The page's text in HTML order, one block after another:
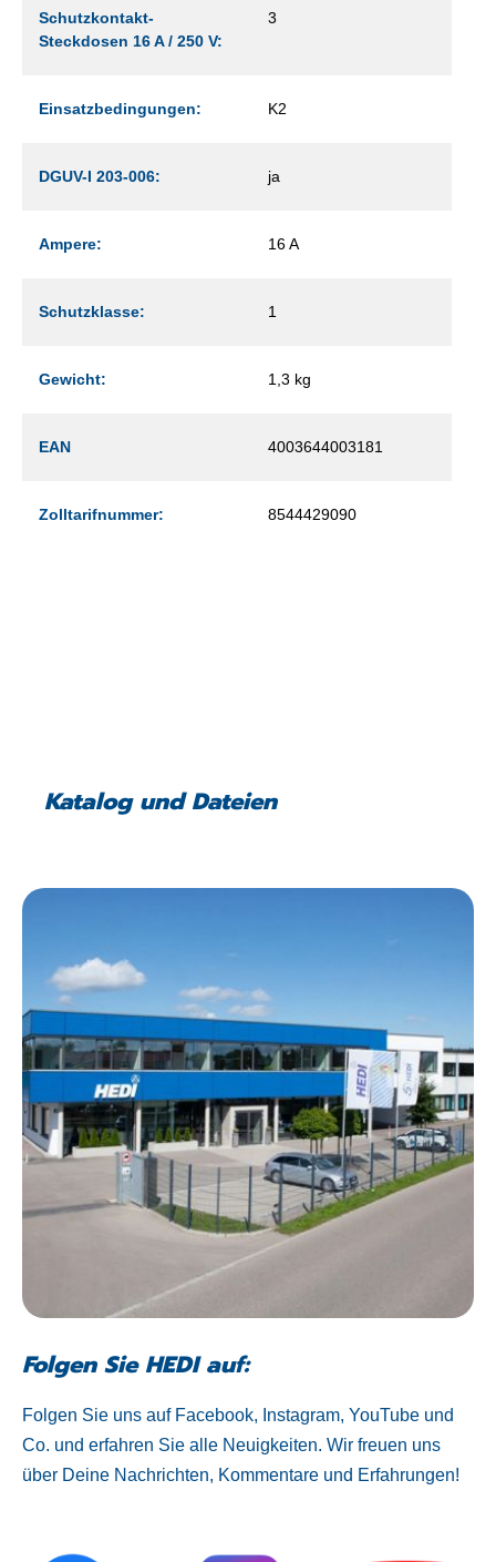
Schutzkontakt-
Steckdosen 16 A / 250 V:
3
Einsatzbedingungen: K2
DGUV-I 203-006: ja
Ampere: 16 A
Schutzklasse: 1
Gewicht: 1,3 kg
EAN 4003644003181
Zolltarifnummer: 8544429090
Katalog und Dateien
Folgen Sie HEDI auf:
Folgen Sie uns auf Facebook, Instagram, YouTube und
Co. und erfahren Sie alle Neuigkeiten. Wir freuen uns
über Deine Nachrichten, Kommentare und Erfahrungen!